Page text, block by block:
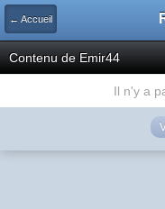
← Accueil
Contenu de Emir44
Il n'y a